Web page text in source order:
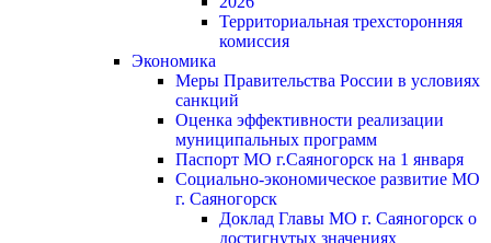
Территориальная трехсторонняя
комиссия
Экономика
Меры Правительства России в условиях
санкций
Оценка эффективности реализации
муниципальных программ
Паспорт МО г.Саяногорск на 1 января
Социально-экономическое развитие МО
г. Саяногорск
Доклад Главы МО г. Саяногорск о
достигнутых значениях